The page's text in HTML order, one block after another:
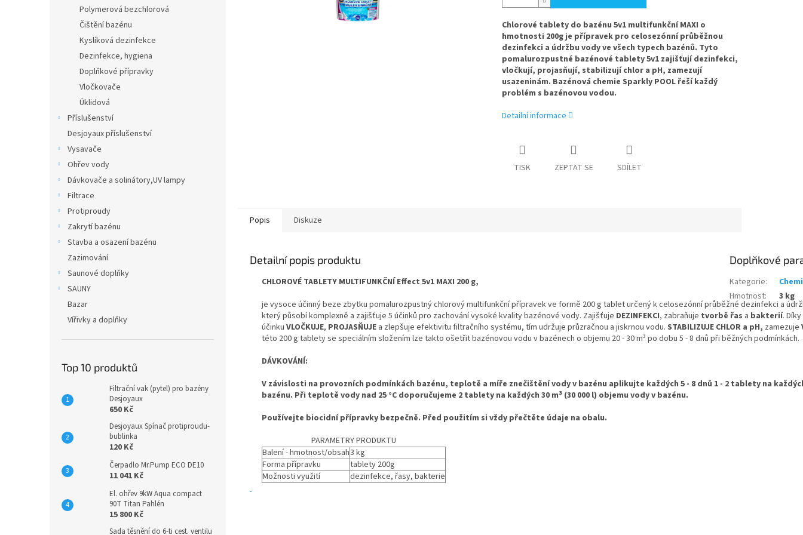
Polymerová bezchlorová
Čištění bazénu
Kyslíková dezinfekce
Dezinfekce, hygiena
Doplňkové přípravky
Vločkovače
Úklidová
Příslušenství
Desjoyaux příslušenství
Vysavače
Ohřev vody
Dávkovače a solinátory,UV lampy
Filtrace
Protiproudy
Zakrytí bazénu
Stavba a osazení bazénu
Zazimování
Saunové doplňky
SAUNY
Bazar
Vířivky a doplňky
Top 10 produktů
Filtrační vak (pytel) pro bazény
Desjoyaux
650 Kč
Desjoyaux Spínač protiproudu-
bublinka
120 Kč
Čerpadlo Mr.Pump ECO DE10
11 041 Kč
El. ohřev 9kW Aqua compact
90T Titan Pahlén
15 800 Kč
Sada těsnění do 6-ti cest. ventilu
Chlorové tablety do bazénu 5v1 multifunkční MAXI o
hmotnosti 200g je přípravek pro celosezónní průběžnou
dezinfekci a údržbu vody ve všech typech bazénů. Tyto
pomalurozpustné bazénové tablety 5v1 zajišťují dezinfekci,
vločkují, projasňují, stabilizují chlor a pH, zamezují
usazeninám. Bazénová chemie Sparkly POOL řeší každý
problém s bazénovou vodou.
Detailní informace
TISK ZEPTAT SE SDÍLET
Popis Diskuze
Detailní popis produktu
CHLOROVÉ TABLETY MULTIFUNKČNÍ Effect 5v1 MAXI 200 g,
je vysoce účinný beze zbytku pomalurozpustný chlorový multifunkční přípravek ve formě 200 g tablet určený k celosezónní průběžné dezinfekci a
který působí komplexně a zajišťuje 5 účinků pro zachování vysoké kvality bazénové vody. Zajišťuje DEZINFEKCI, zabraňuje tvorbě řas a bakterií.
účinku VLOČKUJE, PROJASŇUJE a zlepšuje efektivitu filtračního systému, tím udržuje průzračnou a jiskrnou vodu. STABILIZUJE CHLOR a pH, zamezuje
této 200 g tablety se speciálním složením lze takto ošetřit bazénovou vodu v bazénech o objemu 20 - 30 m3 po dobu 5 - 8 dnů při běžných podmínkách.
DÁVKOVÁNÍ:
V závislosti na provozních podmínkách bazénu, teplotě a míře znečištění vody v bazénu aplikujte každých 5 - 8 dnů 1 - 2 tablety na
bazénu. Při teplotě vody nad 25 °C doporučujeme 2 tablety na každých 30 m3 (30 000 l) objemu vody v bazénu.
Používejte biocidní přípravky bezpečně. Před použitím si vždy přečtěte údaje na obalu.
PARAMETRY PRODUKTU
Balení - hmotnost/obsah3 kg
Forma přípravku
tablety 200g
Možnosti využití
dezinfekce, řasy, bakterie
Doplňkové
Kategorie:
Hmotnost: 3 kg